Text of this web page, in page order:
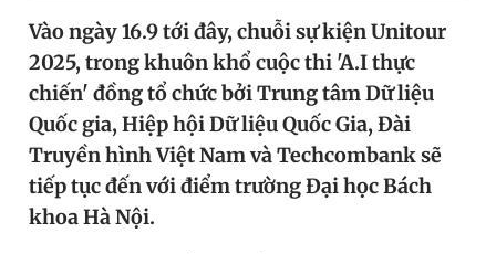
Tin 360
Video Magazine
Sản phẩm khác
Tiện ích
Vào ngày 16.9 tới đây, chuỗi sự kiện Unitour
2025, trong khuôn khổ cuộc thi 'A.I thực
chiến' đồng tổ chức bởi Trung tâm Dữ liệu
Quốc gia, Hiệp hội Dữ liệu Quốc Gia, Đài
Truyền hình Việt Nam và Techcombank sẽ
tiếp tục đến với điểm trường Đại học Bách
khoa Hà Nội.